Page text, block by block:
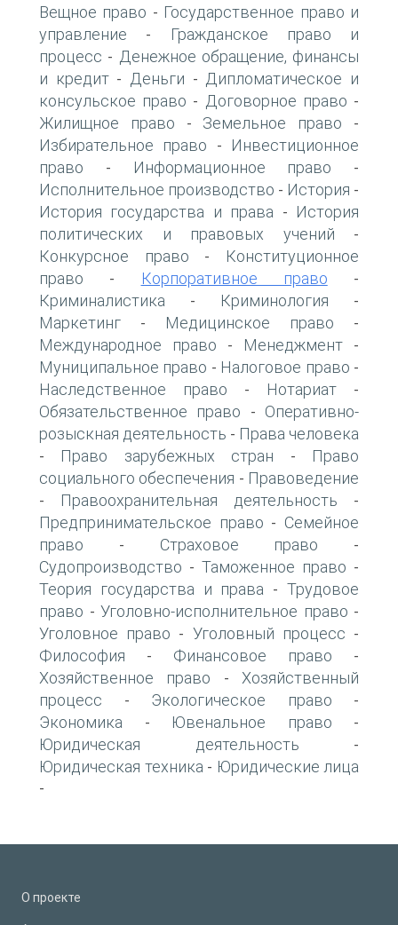
Вещное право - Государственное право и
управление -
Гражданское право и
процесс - Денежное обращение, финансы
и кредит- Деньги - Дипломатическое и
консульское право - Договорное право -
Жилищное право - Земельное право -
Избирательное право -
Инвестиционное
право - Информационное право -
Исполнительное производство - История -
История государства и права -
История
политических и правовых учений -
Конкурсное право -
Конституционное
право - Корпоративное право -
Криминалистика - Криминология -
Маркетинг - Медицинское право -
Международное право - Менеджмент -
Муниципальное право - Налоговое право -
Наследственное право - Нотариат -
Обязательственное право - Оперативно-
розыскная деятельность - Права человека
- Право зарубежных стран -
Право
социального обеспечения - Правоведение
- Правоохранительная деятельность -
Предпринимательское право - Семейное
право - Страховое право -
Судопроизводство - Таможенное право -
Теория государства и права -Трудовое
право - Уголовно-исполнительное право -
Уголовное право - Уголовный процесс -
Философия - Финансовое право -
Хозяйственное право -Хозяйственный
процесс - Экологическое право -
Экономика - Ювенальное право -
Юридическая деятельность -
Юридическая техника - Юридические лица
-
О проекте